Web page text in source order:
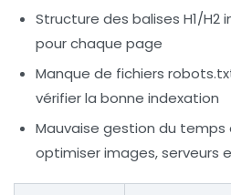
Structure des balises H1/H2
pour chaque page
Manque de fichiers
vérifier la bonne indexation
Mauvaise gestion du
optimiser images, serveurs